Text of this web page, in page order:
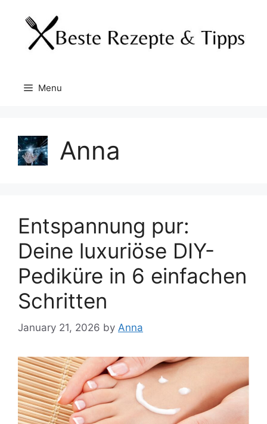
content
Menu
Anna
Entspannung pur:
Deine luxuriöse DIY-
Pediküre in 6 einfachen
Schritten
January 21, 2026 by Anna